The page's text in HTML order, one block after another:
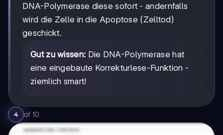
DNA-Polymerase diese sofort - andernfalls
wird die Zelle in die Apoptose (Zelltod)
geschickt.
Gut zu wissen: Die DNA-Polymerase hat
eine eingebaute Korrekturlese-Funktion -
ziemlich smart!
4 of 10